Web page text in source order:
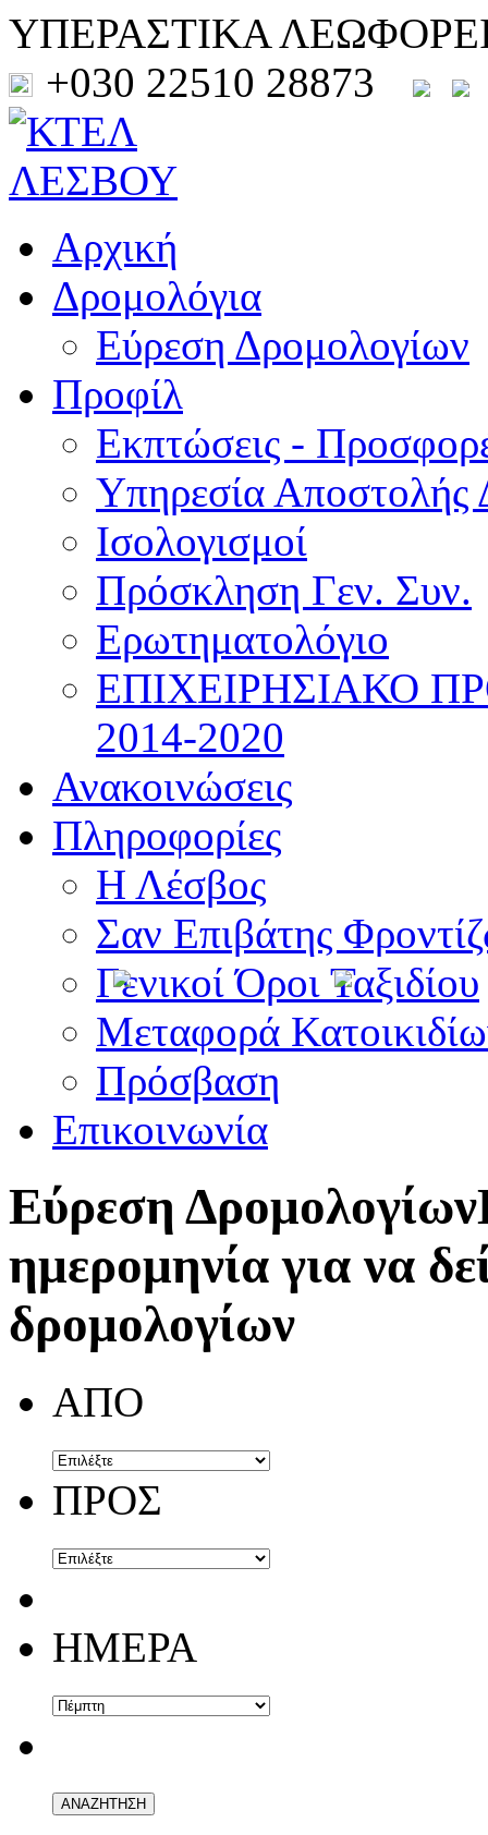
ΥΠΕΡΑΣΤΙΚΑ
+030 22510 28873
Αρχική
Δρομολόγια
Εύρεση Δρομολογίων
Προφίλ
Εκπτώσεις -
Υπηρεσία Αποστολής
Ισολογισμοί
Πρόσκληση Γεν. Συν.
Ερωτηματολόγιο
ΕΠΙΧΕΙΡΗΣΙΑΚΟ
2014-2020
Ανακοινώσεις
Πληροφορίες
Η Λέσβος
Σαν Επιβάτης
Γενικοί Όροι Ταξιδίου
Μεταφορά
Πρόσβαση
Επικοινωνία
Εύρεση Δρομολογίων
ημερομηνία για να
δρομολογίων
ΑΠΟ
ΠΡΟΣ
ΗΜΕΡΑ